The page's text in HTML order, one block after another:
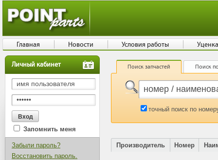
Личный кабинет
Запомнить меня
Забыли пароль?
Восстановить пароль.
Поиск запчастей Поиск
точный поиск по
Производитель Номер
Главная Новости Условия работы